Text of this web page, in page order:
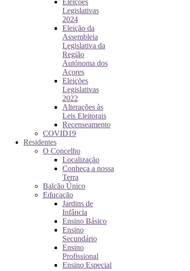
Eleições
Legislativas
2024
Eleição da
Assembleia
Legislativa da
Região
Autónoma dos
Açores
Eleições
Legislativas
2022
Alterações às
Leis Eleitorais
Recenseamento
COVID19
Residentes
O Concelho
Localização
Conheça a nossa
Terra
Balcão Único
Educação
Jardins de
Infância
Ensino Básico
Ensino
Secundário
Ensino
Profissional
Ensino Especial